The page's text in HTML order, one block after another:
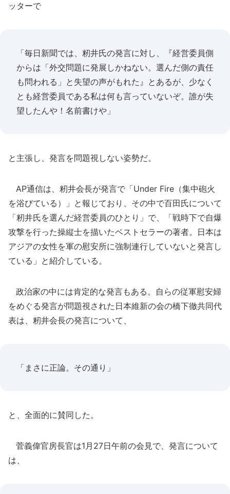
ッターで
「毎日新聞では、籾井氏の発言に対し、『経営委員側
からは「外交問題に発展しかねない。選んだ側の責任
も問われる」と失望の声がもれた』とあるが、少なく
とも経営委員である私は何も言っていないぞ。誰が失
望したんや！名前書けや」
と主張し、発言を問題視しない姿勢だ。
AP通信は、籾井会長が発言で「Under Fire（集中砲火
を浴びている）」と報じており、その中で百田氏について
「籾井氏を選んだ経営委員のひとり」で、「戦時下で自爆
攻撃を行った操縦士を描いたベストセラーの著者。日本は
アジアの女性を軍の慰安所に強制連行していないと発言し
ている」と紹介している。
政治家の中には肯定的な発言もある。自らの従軍慰安婦
をめぐる発言が問題視された日本維新の会の橋下徹共同代
表は、籾井会長の発言について、
「まさに正論。その通り」
と、全面的に賛同した。
菅義偉官房長官は1月27日午前の会見で、発言について
は、